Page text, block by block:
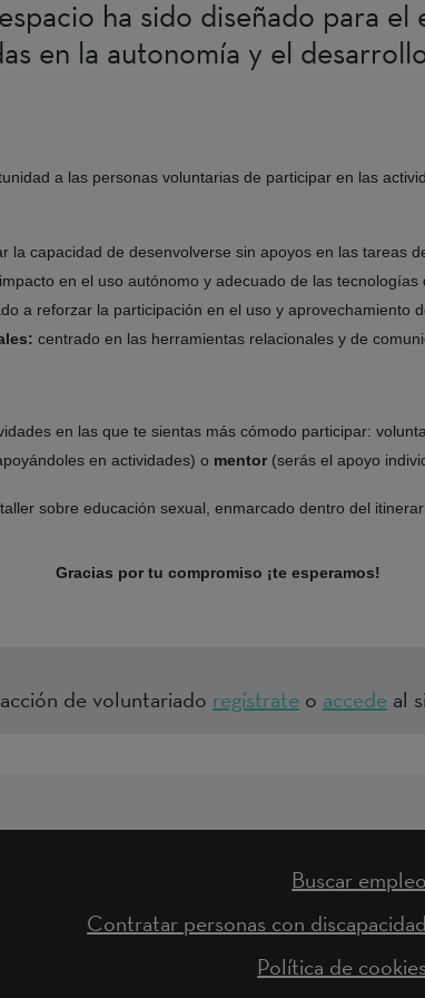
ha sido diseñado para el
en la autonomía y el
a las personas voluntarias de participar en las
la capacidad de desenvolverse sin apoyos en las tareas
en el uso autónomo y adecuado de las tecnologías
a reforzar la participación en el uso y aprovechamiento
centrado en las herramientas relacionales y de
en las que te sientas más cómodo participar:
en actividades) o mentor(serás el apoyo
sobre educación sexual, enmarcado dentro del
Gracias por tu compromiso ¡te esperamos!
de voluntariado regístrate o accede al
Buscar empleo
Contratar personas con discapacidad
Política de cookies